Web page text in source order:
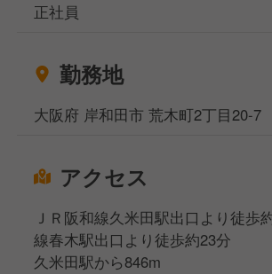
正社員
勤務地
大阪府 岸和田市 荒木町2丁目20-7
アクセス
ＪＲ阪和線久米田駅出口より徒歩
線春木駅出口より徒歩約23分
久米田駅から846m